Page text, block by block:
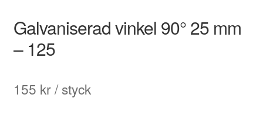
Galvaniserad vinkel 90° 25 mm
– 125
155 kr/ styck